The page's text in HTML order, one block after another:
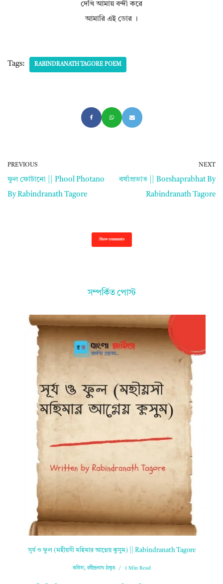
দেখি আমায় বন্দী করে
আমারি এই ডোর ।
Tags: RABINDRANATH TAGORE POEM
PREVIOUS
ফুল ফোটানো || Phool Photano
By Rabindranath Tagore
NEXT
বর্ষাপ্রভাত || Borshaprabhat By
Rabindranath Tagore
Show comments
সম্পর্কিত পোস্ট
সূর্য ও ফুল (মহীয়সী মহিমার আগ্নেয় কুসুম) || Rabindranath Tagore
কবিতা,রবীন্দ্রনাথ ঠাকুর 1 Min Read